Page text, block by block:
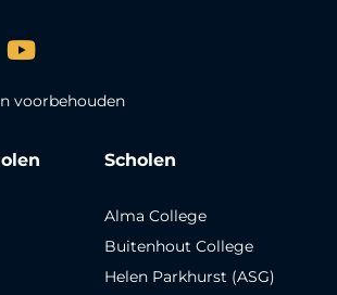
voorbehouden
Scholen
Alma College
Buitenhout College
Helen Parkhurst (ASG)